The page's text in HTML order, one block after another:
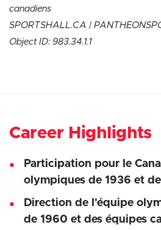
canadiens
SPORTSHALL.CA |
Object ID: 983.34.1.1
Career Highlights
Participation pour le
olympiques de 1936 et
Direction de l'équipe
de 1960 et des équipes